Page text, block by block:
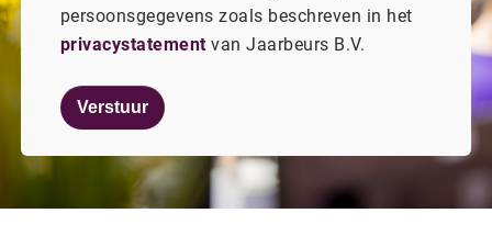
persoonsgegevens zoals beschreven in het
privacystatementvan Jaarbeurs B.V.
Verstuur